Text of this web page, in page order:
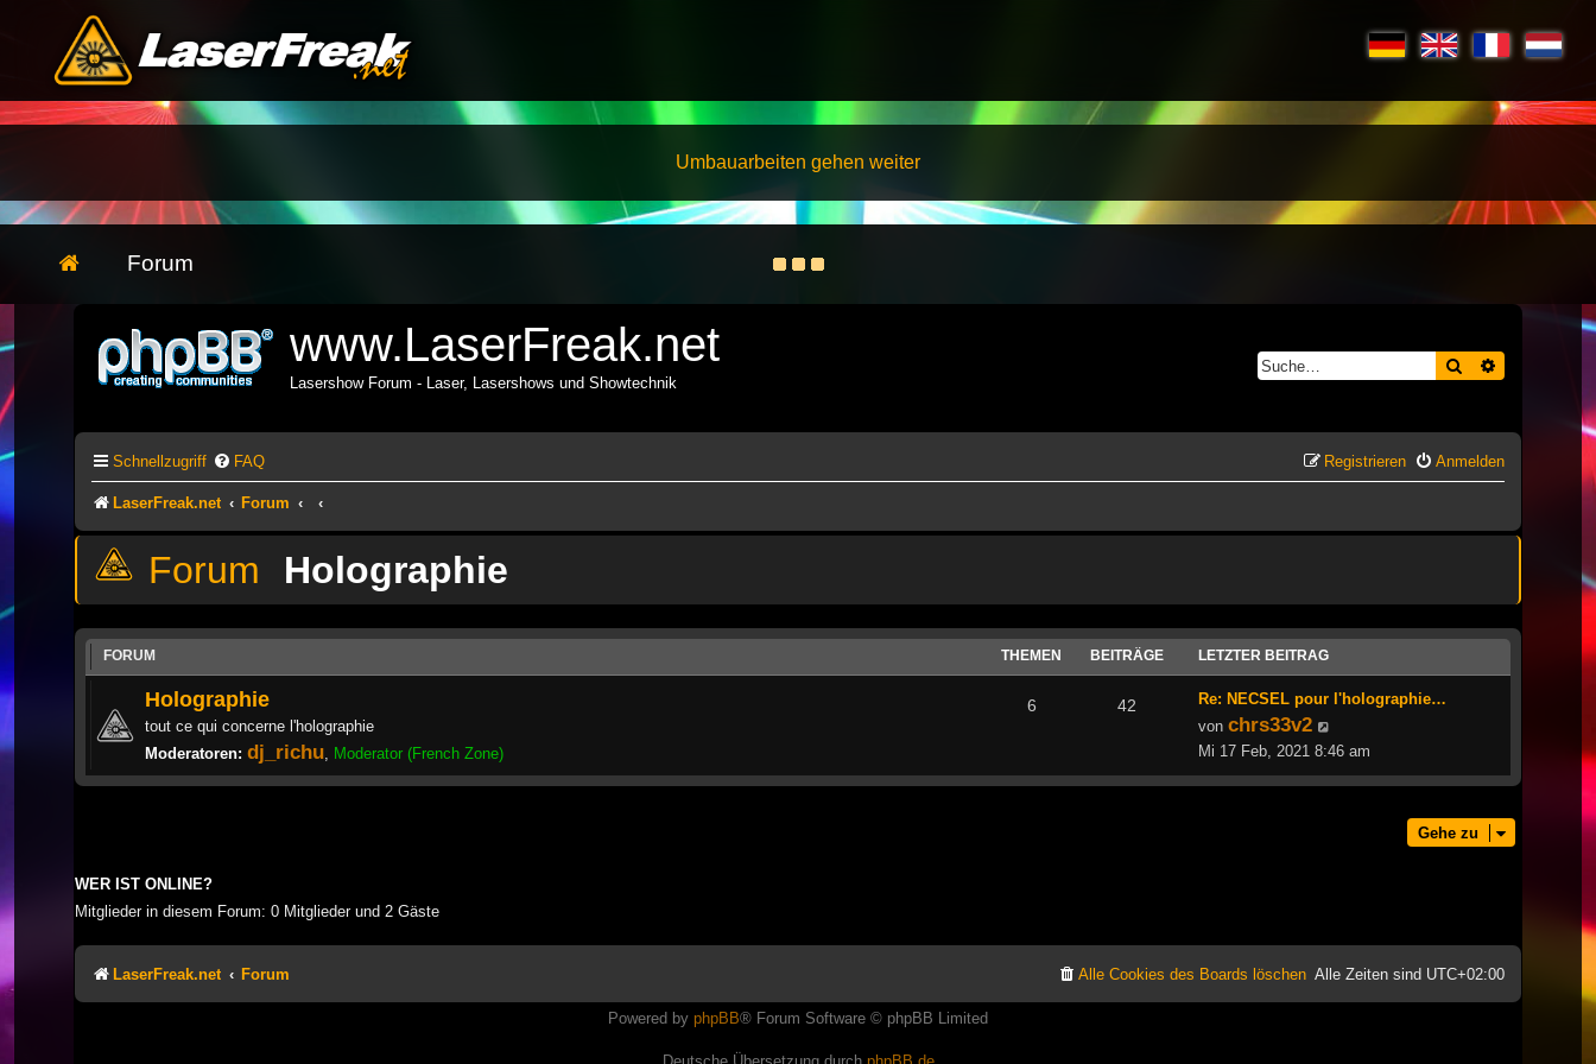
Umbauarbeiten gehen weiter
Forum
www.LaserFreak.net
Lasershow Forum - Laser, Lasershows und Showtechnik
Suche
Schnellzugriff FAQ Anmelden
Registrieren
LaserFreak.net Forum
Holographie
FORUM THEMEN BEITRÄGE LETZTER BEITRAG
Holographie
tout ce qui concerne l'holographie
Moderatoren: dj_richu Moderator (French Zone)
6 42
Re: NECSEL pour l'holographie…
von chrs33v2
Beitrag
Mi 17 Feb, 2021 8:46 am
Gehe zu
WER IST ONLINE?
Mitglieder in diesem Forum: 0 Mitglieder und 2 Gäste
LaserFreak.net Forum Alle Zeiten sind UTC+02:00
Alle Cookies des Boards löschen
Powered by phpBB® Forum Software © phpBB Limited